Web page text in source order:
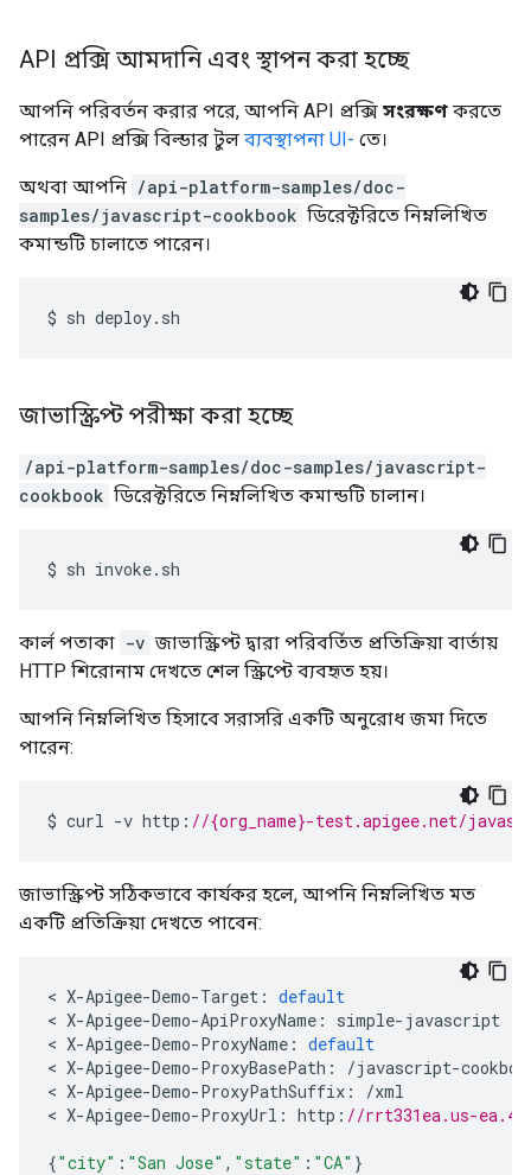
API প্রক্সি আমদানি এবং স্থাপন করা হচ্ছে
আপনি পরিবর্তন করার পরে, আপনি API প্রক্সি সংরক্ষণ করতে
পারেন API প্রক্সি বিল্ডার টুল ব্যবস্থাপনা UI- তে।
অথবা আপনি /api-platform-samples/doc-
samples/javascript-cookbook ডিরেক্টরিতে নিম্নলিখিত
কমান্ডটি চালাতে পারেন।
$ sh deploy. sh
জাভাস্ক্রিপ্ট পরীক্ষা করা হচ্ছে
/api-platform-samples/doc-samples/javascript-
cookbook ডিরেক্টরিতে নিম্নলিখিত কমান্ডটি চালান।
$ sh invoke. sh
কার্ল পতাকা -v জাভাস্ক্রিপ্ট দ্বারা পরিবর্তিত প্রতিক্রিয়া বার্তায়
HTTP শিরোনাম দেখতে শেল স্ক্রিপ্টে ব্যবহৃত হয়।
আপনি নিম্নলিখিত হিসাবে সরাসরি একটি অনুরোধ জমা দিতে
পারেন:
$ curl -v http : //{org_name}-test.apigee.net/
জাভাস্ক্রিপ্ট সঠিকভাবে কার্যকর হলে, আপনি নিম্নলিখিত মত
একটি প্রতিক্রিয়া দেখতে পাবেন:
< X-Apigee-Demo-Target : default
< X-Apigee-Demo-ApiProxyName : simple- javascript
< X-Apigee-Demo-ProxyName : default
< X-Apigee-Demo-ProxyBasePath :
/javascript-
< X-Apigee-Demo-ProxyPathSuffix :
/xml
< X-Apigee-Demo-ProxyUrl : http : //rrt331ea.us-
{"city" : "San Jose" , "state" : "CA" }